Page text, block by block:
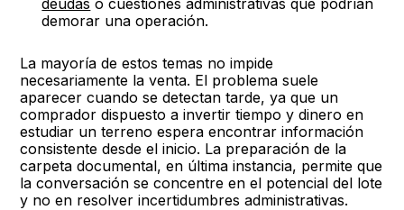
deudas o cuestiones administrativas que podrían
demorar una operación.
La mayoría de estos temas no impide
necesariamente la venta. El problema suele
aparecer cuando se detectan tarde, ya que un
comprador dispuesto a invertir tiempo y dinero en
estudiar un terreno espera encontrar información
consistente desde el inicio. La preparación de la
carpeta documental, en última instancia, permite que
la conversación se concentre en el potencial del lote
y no en resolver incertidumbres administrativas.